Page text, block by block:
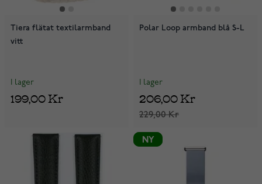
Tiera flätat textilarmband
vitt
I lager
199,00 Kr
Polar Loop armband blå S-L
I lager
229,00 Kr
206,00 Kr
NY
NY